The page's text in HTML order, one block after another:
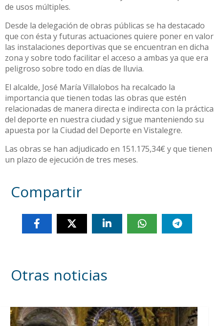
de usos múltiples.
Desde la delegación de obras públicas se ha destacado
que con ésta y futuras actuaciones quiere poner en valor
las instalaciones deportivas que se encuentran en dicha
zona y sobre todo facilitar el acceso a ambas ya que era
peligroso sobre todo en días de lluvia.
El alcalde, José María Villalobos ha recalcado la
importancia que tienen todas las obras que estén
relacionadas de manera directa e indirecta con la práctica
del deporte en nuestra ciudad y sigue manteniendo su
apuesta por la Ciudad del Deporte en Vistalegre.
Las obras se han adjudicado en 151.175,34€ y que tienen
un plazo de ejecución de tres meses.
Compartir
Otras noticias